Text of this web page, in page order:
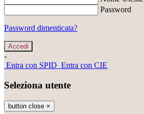
Password
Password dimenticata?
-
Entra con SPID Entra con CIE
Seleziona utente
button close ×